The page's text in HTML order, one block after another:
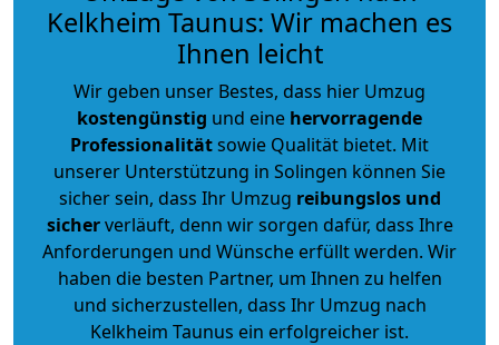
Kelkheim Taunus: Wir machen es
Ihnen leicht
Wir geben unser Bestes, dass hier Umzug
kostengünstig und eine hervorragende
Professionalitätsowie Qualität bietet. Mit
unserer Unterstützung in Solingen können Sie
sicher sein, dass Ihr Umzug reibungslos und
sicherverläuft, denn wir sorgen dafür, dass Ihre
Anforderungen und Wünsche erfüllt werden. Wir
haben die besten Partner, um Ihnen zu helfen
und sicherzustellen, dass Ihr Umzug nach
Kelkheim Taunus ein erfolgreicher ist.